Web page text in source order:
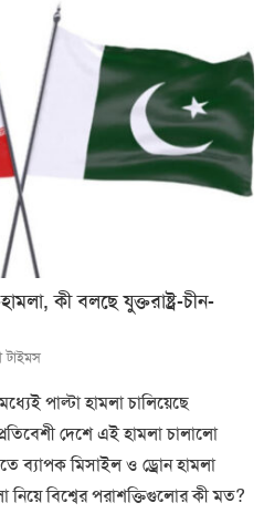
কী বলছে যুক্তরাষ্ট্র-চীন-
টাইমস
পাল্টা হামলা চালিয়েছে
দেশে এই হামলা চালালো
ব্যাপক মিসাইল ও ড্রোন হামলা
নিয়ে বিশ্বের পরাশক্তিগুলোর কী মত?